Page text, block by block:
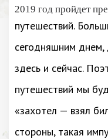
2019 год пройдет
путешествий.
сегодняшним
здесь и сейчас.
путешествий мы
«захотел — взял
стороны, такая